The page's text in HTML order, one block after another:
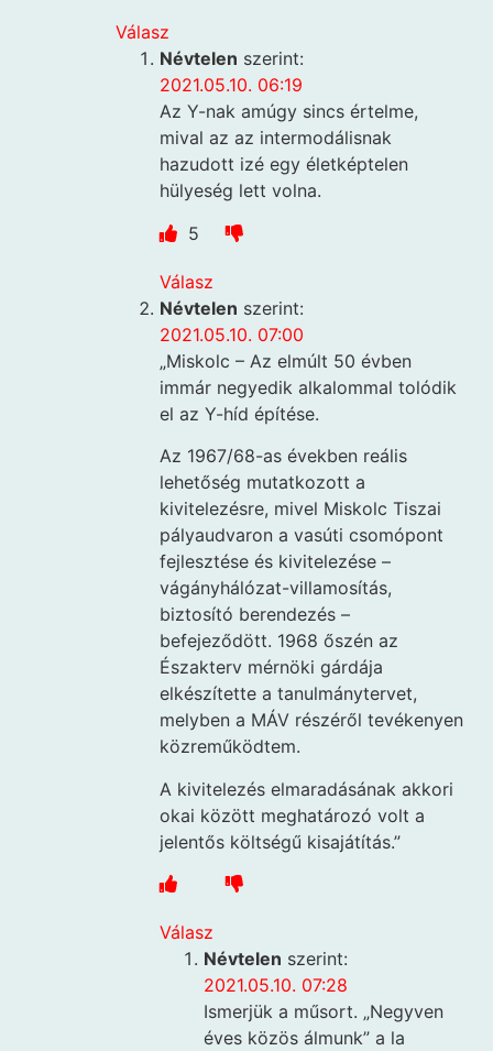
Válasz
Névtelen szerint:
2021.05.10. 06:19
Az Y-nak amúgy sincs értelme,
mival az az intermodálisnak
hazudott izé egy életképtelen
hülyeség lett volna.
5
Válasz
Névtelen szerint:
2021.05.10. 07:00
„Miskolc – Az elmúlt 50 évben
immár negyedik alkalommal tolódik
el az Y-híd építése.
Az 1967/68-as években reális
lehetőség mutatkozott a
kivitelezésre, mivel Miskolc Tiszai
pályaudvaron a vasúti csomópont
fejlesztése és kivitelezése –
vágányhálózat-villamosítás,
biztosító berendezés –
befejeződött. 1968 őszén az
Északterv mérnöki gárdája
elkészítette a tanulmánytervet,
melyben a MÁV részéről tevékenyen
közreműködtem.
A kivitelezés elmaradásának akkori
okai között meghatározó volt a
jelentős költségű kisajátítás.”
Válasz
Névtelen szerint:
2021.05.10. 07:28
Ismerjük a műsort. „Negyven
éves közös álmunk” a la